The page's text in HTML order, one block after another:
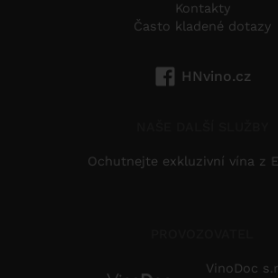
Kontakty
Často kladené dotazy
HNvino.cz
Ochutnejte exkluzivní vína z
VinoDoc